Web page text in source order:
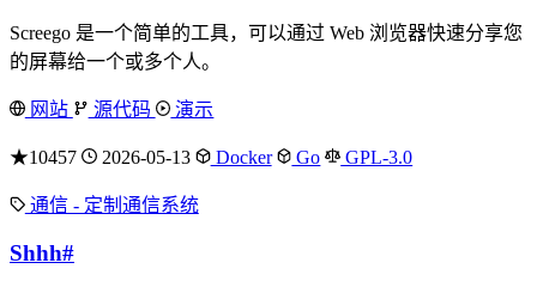
Screego 是一个简单的工具，可以通过 Web 浏览器快速分享您
的屏幕给一个或多个人。
网站 源代码 演示
★10457 2026-05-13 Docker Go GPL-3.0
通信 - 定制通信系统
Shhh#